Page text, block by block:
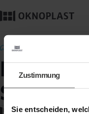
Zustimmung
Sie entscheiden,
Fachhandelspartner finden
Sönnebüll